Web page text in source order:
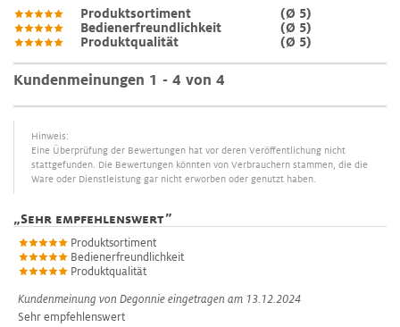
Produktsortiment
(Ø 5)
Bedienerfreundlichkeit
(Ø 5)
Produktqualität
(Ø 5)
Kundenmeinungen 1 - 4 von 4
Hinweis:
Eine Überprüfung der Bewertungen hat vor deren Veröffentlichung nicht
stattgefunden. Die Bewertungen könnten von Verbrauchern stammen, die die
Ware oder Dienstleistung gar nicht erworben oder genutzt haben.
„Sehr empfehlenswert”
Produktsortiment
Bedienerfreundlichkeit
Produktqualität
Kundenmeinung von Degonnie eingetragen am 13.12.2024
Sehr empfehlenswert